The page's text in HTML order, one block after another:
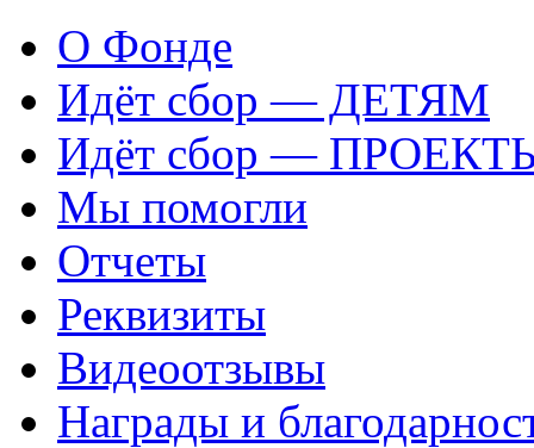
О Фонде
Идёт сбор — ДЕТЯМ
Идёт сбор —
Мы помогли
Отчеты
Реквизиты
Видеоотзывы
Награды и